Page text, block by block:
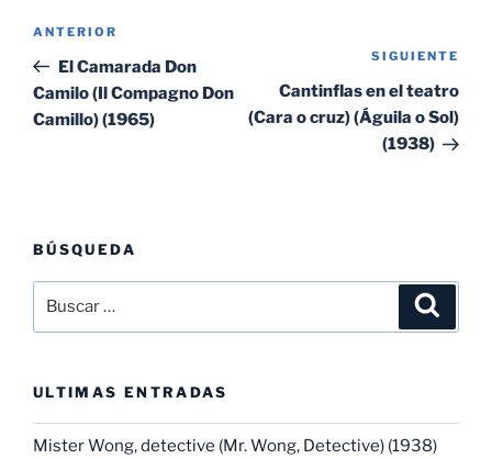
entradas
Entrada
anterior:
ANTERIOR
El Camarada Don
Camilo (Il Compagno Don
Camillo) (1965)
SIGUIENTE
Cantinflas en el teatro
(Cara o cruz) (Águila o Sol)
(1938)
BÚSQUEDA
por:
ULTIMAS ENTRADAS
Mister Wong, detective (Mr. Wong, Detective) (1938)